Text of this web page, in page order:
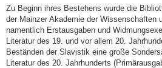
Zu Beginn ihres Bestehens wurde die
der Mainzer Akademie der Wissenschaften
namentlich Erstausgaben und
Literatur des 19. und vor allem 20.
Beständen der Slavistik eine große
Literatur des 20. Jahrhunderts